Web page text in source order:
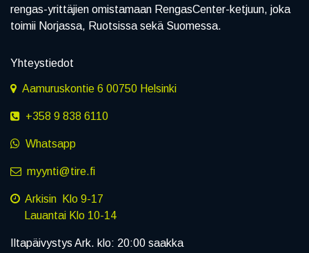
rengas-yrittäjien omistamaan RengasCenter-ketjuun, joka
toimii Norjassa, Ruotsissa sekä Suomessa.
Yhteystiedot
Aamuruskontie 6 00750 Helsinki
+358 9 838 6110
Whatsapp
myynti@tire.fi
Arkisin Klo 9-17
Lauantai Klo 10-14
Iltapäivystys Ark. klo: 20:00 saakka